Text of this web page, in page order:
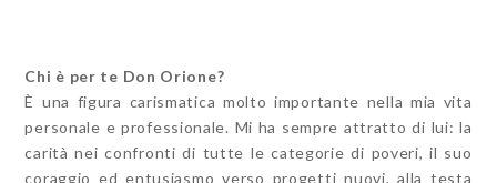
Chi è per te Don Orione?
È una figura carismatica molto importante nella mia vita
personale e professionale. Mi ha sempre attratto di lui: la
carità nei confronti di tutte le categorie di poveri, il suo
coraggio ed entusiasmo verso progetti nuovi, alla testa